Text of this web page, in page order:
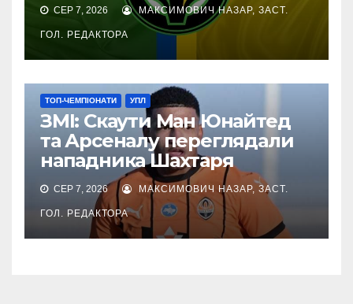
СЕР 7, 2026 МАКСИМОВИЧ НАЗАР, ЗАСТ.
ГОЛ. РЕДАКТОРА
ТОП-ЧЕМПІОНАТИ УПЛ
ЗМІ: Скаути Ман Юнайтед
та Арсеналу переглядали
нападника Шахтаря
СЕР 7, 2026 МАКСИМОВИЧ НАЗАР, ЗАСТ.
ГОЛ. РЕДАКТОРА